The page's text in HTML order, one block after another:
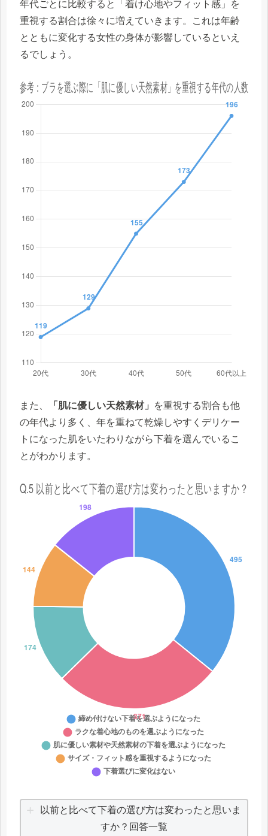
年代ごとに比較すると「着け心地やフィット感」を
重視する割合は徐々に増えていきます。これは年齢
とともに変化する女性の身体が影響しているといえ
るでしょう。
また、 「肌に優しい天然素材」
を重視する割合も他
の年代より多く、年を重ねて乾燥しやすくデリケー
トになった肌をいたわりながら下着を選んでいるこ
とがわかります。
以前と比べて下着の選び方は変わったと思いま
すか？回答一覧